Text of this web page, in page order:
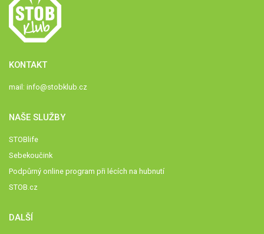
KONTAKT
mail: info@stobklub.cz
NAŠE SLUŽBY
STOBlife
Sebekoučink
Podpůrný online program při lécích na hubnutí
STOB.cz
DALŠÍ